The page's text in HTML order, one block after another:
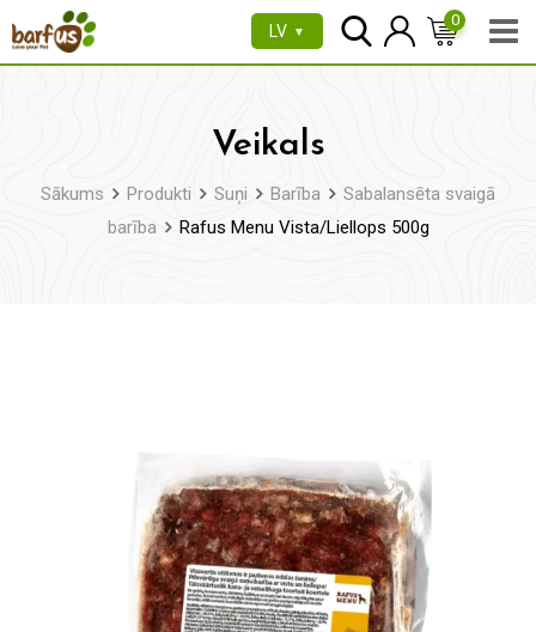
uz
LV ▼
0
Veikals
Sākums Produkti Suņi Barība
Sabalansēta svaigā
barība
Rafus Menu Vista/Liellops 500g